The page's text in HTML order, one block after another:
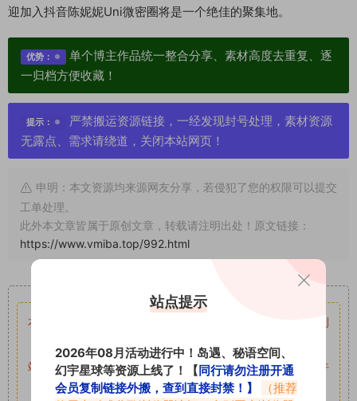
迎加入抖音陈妮妮Uni微密圈将是一个绝佳的聚集地。
优势：
单个博主作品统一整合分享、素材高度去重复、逐
一归档方便收藏！
提示：
严禁搬运资源链接，一经发现封号处理，素材资源
无露点、需求请绕道，关闭本站网页！
申明：本文资源均来源网友分享，若侵犯了您的权限可以提交
工单处理。
此外本文章皆属于原创文章，转载请注明出处！原文链接：
https://www.vmiba.top/992.html
本站资源均来自网络分享，如有侵犯你的权益请私信留言
收到
留言后，我们会第一时间进行审核后删除。
站内资源为网友个人学习或测试研究使用，未经原版权作者许
可,禁止用于任何商业途径！请在下载24小时内删除！
站点提示
2026年08月活动进行中！岛遇、秘语空间、
幻宇星球等资源上线了！【同行请勿注册开通
会员复制链接外搬，查到直接封禁！】
（推荐